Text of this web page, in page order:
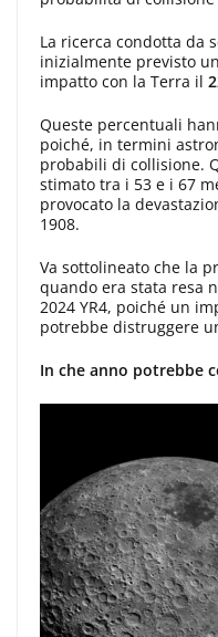
La ricerca condotta da
inizialmente previsto
impatto con la Terra il
Queste percentuali
poiché, in termini
probabili di collisione.
stimato tra i 53 e i 67
provocato la
1908.
Va sottolineato che la
quando era stata resa
2024 YR4, poiché un
potrebbe distruggere
In che anno potrebbe